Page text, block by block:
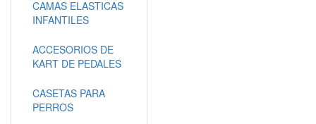
CAMAS ELASTICAS
INFANTILES
ACCESORIOS DE
KART DE PEDALES
CASETAS PARA
PERROS